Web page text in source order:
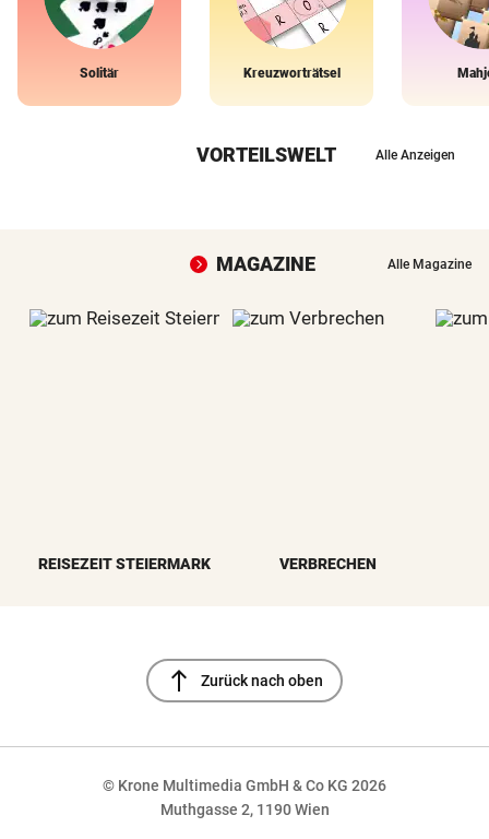
Solitär Kreuzworträtsel
VORTEILSWELT Alle Anzeigen
MAGAZINE Alle Magazine
REISEZEIT STEIERMARK VERBRECHEN
north Zurück nach oben
© Krone Multimedia GmbH & Co KG 2026
Muthgasse 2, 1190 Wien